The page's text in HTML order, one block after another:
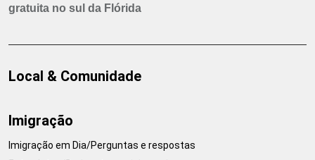
gratuita no sul da Flórida
Local & Comunidade
Imigração
Imigração em Dia/Perguntas e respostas